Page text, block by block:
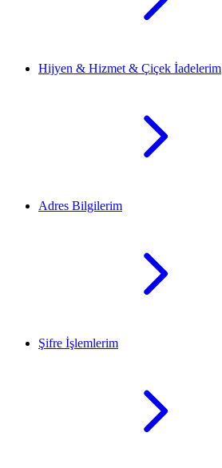
Hijyen & Hizmet & Çiçek İadelerim
Adres Bilgilerim
Şifre İşlemlerim